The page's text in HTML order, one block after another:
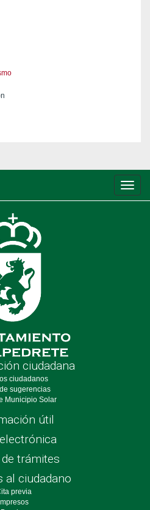
de
ciudadana
ciudadanos
sugerencias
Municipio Solar
útil
trámites
al ciudadano
previa
Impresos